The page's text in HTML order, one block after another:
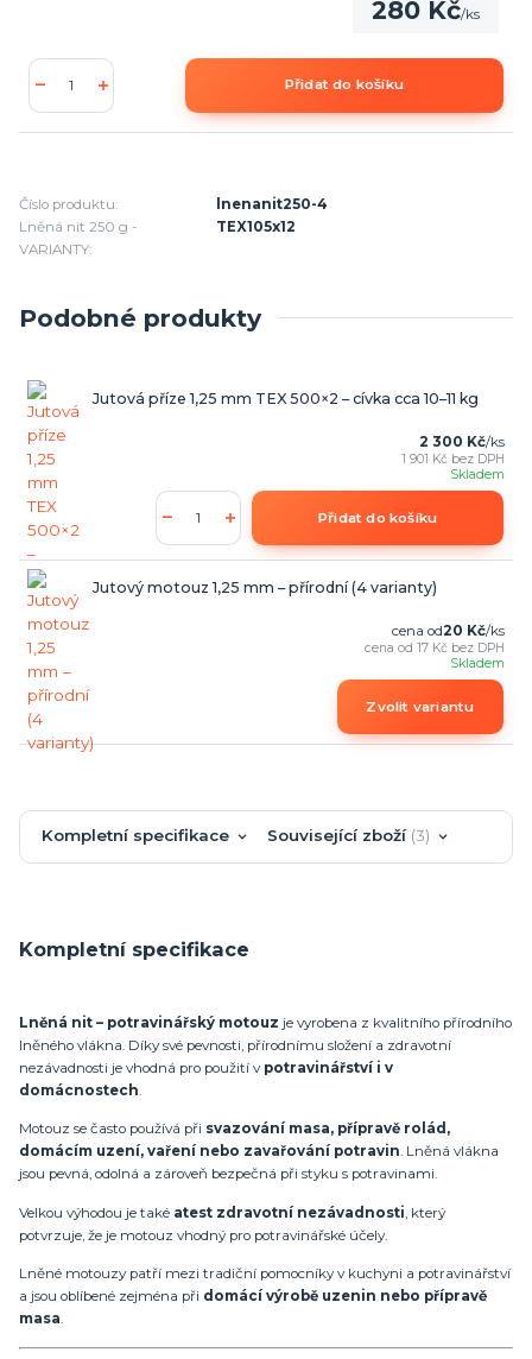
280 Kč/ks
Přidat do košíku
Číslo produktu:
lnenanit250-4
Lněná nit 250 g -
VARIANTY:
TEX105x12
Podobné produkty
Jutová příze 1,25 mm TEX 500×2 – cívka cca 10–11 kg
2 300 Kč/ks
1 901 Kč bez DPH
Skladem
Přidat do košíku
Jutový motouz 1,25 mm – přírodní (4 varianty)
cena od20 Kč/ks
cena od 17 Kč bez DPH
Skladem
Zvolit variantu
Kompletní specifikace Související zboží 3
Kompletní specifikace
Lněná nit – potravinářský motouz je vyrobena z kvalitního přírodního
lněného vlákna. Díky své pevnosti, přírodnímu složení a zdravotní
nezávadnosti je vhodná pro použití v potravinářství i v
domácnostech.
Motouz se často používá při svazování masa, přípravě rolád,
domácím uzení, vaření nebo zavařování potravin. Lněná vlákna
jsou pevná, odolná a zároveň bezpečná při styku s potravinami.
Velkou výhodou je také atest zdravotní nezávadnosti, který
potvrzuje, že je motouz vhodný pro potravinářské účely.
Lněné motouzy patří mezi tradiční pomocníky v kuchyni a potravinářství
a jsou oblíbené zejména při domácí výrobě uzenin nebo přípravě
masa.